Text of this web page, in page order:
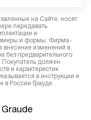
на Сайте, носят
передавать
и
и формы. Фирма-
внесение изменений в
без предварительного
должен
и характеристик
в инструкции и
в России Грауде